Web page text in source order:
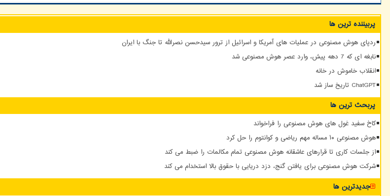
پربیننده ترین ها
ردپای هوش مصنوعی در عملیات های آمریکا و اسرائیل از ترور سیدحسن نصرالله تا جنگ با ایران
نابغه ای که 7 دهه پیش، وارد عصر هوش مصنوعی شد
انقلاب خاموش در خانه
ChatGPT تاریخ ساز شد
پربحث ترین ها
کاخ سفید غول های هوش مصنوعی را فراخواند
هوش مصنوعی ۱۰ مساله مهم ریاضی و کوانتوم را حل کرد
از جلسات کاری تا قرارهای عاشقانه هوش مصنوعی تمام مکالمات را ضبط می کند
شرکت هوش مصنوعی برای یافتن گنج، دزد دریایی با حقوق بالا استخدام می کند
جدیدترین ها